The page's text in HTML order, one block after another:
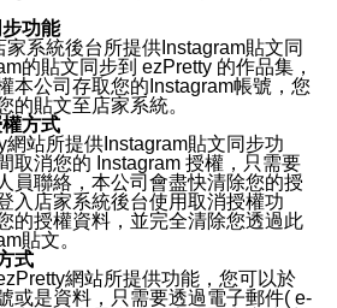
功能
系統後台所提供Instagram貼文同
的貼文同步到 ezPretty 的作品集，
本公司存取您的Instagram帳號，您
的貼文至店家系統。
方式
站所提供Instagram貼文同步功
取消您的 Instagram 授權，只需要
員聯絡，本公司會盡快清除您的授
入店家系統後台使用取消授權功
的授權資料，並完全清除您透過此
貼文。
式
網站所提供功能，您可以於
或是資料，只需要透過電子郵件( e-